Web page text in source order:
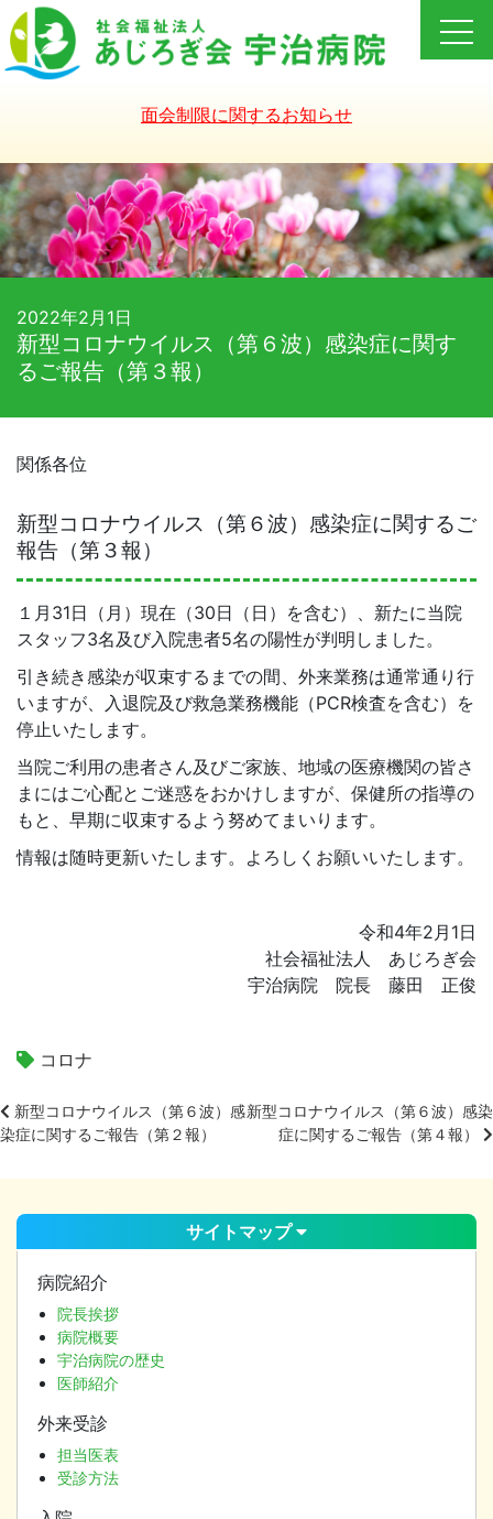
Skip
to
content
面会制限に関するお知らせ
2022年2月1日
新型コロナウイルス（第６波）感染症に関す
るご報告（第３報）
関係各位
新型コロナウイルス（第６波）感染症に関するご
報告（第３報）
１月31日（月）現在（30日（日）を含む）、新たに当院
スタッフ3名及び入院患者5名の陽性が判明しました。
引き続き感染が収束するまでの間、外来業務は通常通り行
いますが、入退院及び救急業務機能（PCR検査を含む）を
停止いたします。
当院ご利用の患者さん及びご家族、地域の医療機関の皆さ
まにはご心配とご迷惑をおかけしますが、保健所の指導の
もと、早期に収束するよう努めてまいります。
情報は随時更新いたします。よろしくお願いいたします。
令和4年2月1日
社会福祉法人 あじろぎ会
宇治病院 院長 藤田 正俊
コロナ
投
稿
ビ
ゲ
新型コロナウイルス（第６波）感
染症に関するご報告（第２報）
新型コロナウイルス（第６波）感染
症に関するご報告（第４報）
サイトマップ
病院紹介
院長挨拶
病院概要
宇治病院の歴史
医師紹介
外来受診
担当医表
受診方法